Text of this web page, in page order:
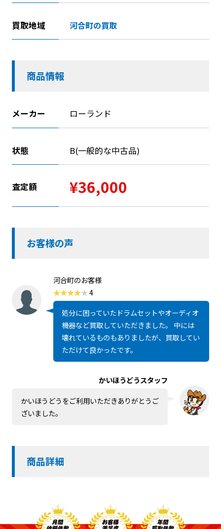
買取地域 河合町の買取
商品情報
メーカー ローランド
状態 B(一般的な中古品)
査定額 ¥36,000
お客様の声
河合町のお客様
4
処分に困っていたドラムセットやオーディオ
機器など買取していただきました。 中には
壊れているものもありましたが、買取してい
ただけて良かったです。
かいほうどうスタッフ
かいほうどうをご利用いただきありがとうご
ざいました。
商品詳細